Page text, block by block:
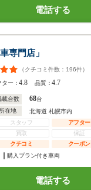
電話する
専門店」
（クチコミ件数： 196件）
ター：4.8 品質：4.7
載台数 68台
所在地
北海道 札幌市内
スタッフ
アフター
買取
保証
クチコミ
クーポン
購入プラン付き車両
電話する